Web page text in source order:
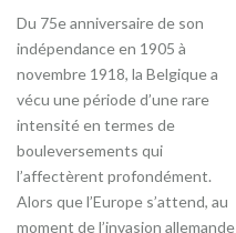
Du 75e anniversaire de son
indépendance en 1905 à
novembre 1918, la Belgique a
vécu une période d’une rare
intensité en termes de
bouleversements qui
l’affectèrent profondément.
Alors que l’Europe s’attend, au
moment de l’invasion allemande